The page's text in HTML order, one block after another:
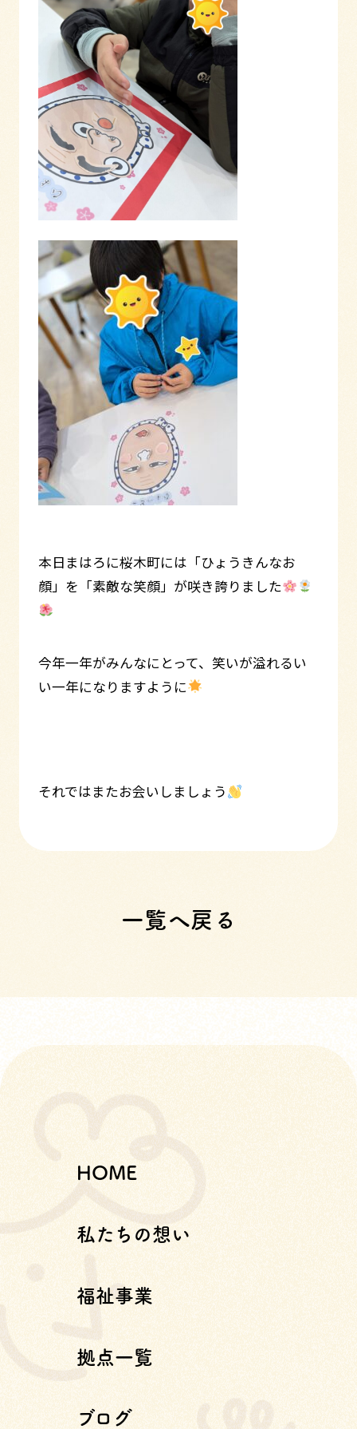
本日まはろに桜木町には「ひょうきんなお
顔」を「素敵な笑顔」が咲き誇りました
今年一年がみんなにとって、笑いが溢れるい
い一年になりますように
それではまたお会いしましょう
一覧へ戻る
HOME
私たちの想い
福祉事業
拠点一覧
ブログ